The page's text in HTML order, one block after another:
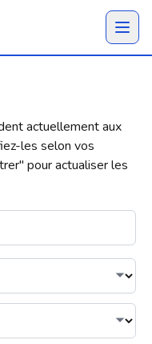
Ouvrir
actuellement aux
les selon vos
" pour actualiser les